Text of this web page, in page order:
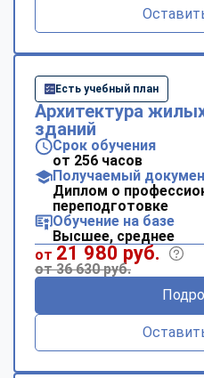
Есть учебный план
Архитектура
зданий
Срок обучения
от 256 часов
Получаемый
Диплом о
переподготовке
Обучение на базе
Высшее, среднее
от 21 980 руб.
от 36 630 руб.